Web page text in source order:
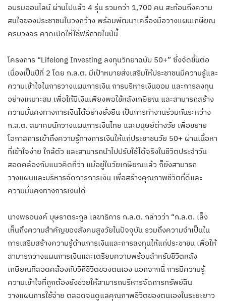
อบรมออนไลน์ ผ่านไปแล้ว 4 รุ่น รวมกว่า 1,700 คน สะท้อนถึงความ
สนใจของประชาชนในวงกว้าง พร้อมพัฒนาเครื่องมือวางแผนเกษียณ
ครบวงจร คาดเปิดให้ใช้ฟรีภายในปีนี้
โครงการ “Lifelong Investing ลงทุนวิทยาฉบับ 50+” ซึ่งจัดขึ้นต่อ
เนื่องเป็นปีที่ 2 โดย ก.ล.ต. มีเป้าหมายส่งเสริมให้ประชาชนมีความรู้และ
ความเข้าใจในการวางแผนการเงิน การบริหารเงินออม และการลงทุน
อย่างเหมาะสม เพื่อให้มีเงินเพียงพอใช้หลังเกษียณ และสามารถสร้าง
ความมั่นคงทางการเงินได้อย่างยั่งยืน เป็นการทำงานร่วมกันระหว่าง
ก.ล.ต. สมาคมนักวางแผนการเงินไทย และมนุษย์ต่างวัย เพื่อขยาย
โอกาสการเข้าถึงความรู้ทางการเงินให้แก่ประชาชนวัย 50+ ผ่านเนื้อหา
ที่เข้าใจง่าย ใกล้ตัว และสามารถนำไปปรับใช้ได้จริงในชีวิตประจำวัน
สอดคล้องกับแนวคิดที่ว่า แม้อยู่ในวัยเกษียณแล้ว ก็ยังสามารถ
วางแผนและบริหารจัดการการเงิน เพื่อสร้างคุณภาพชีวิตที่ดีและ
ความมั่นคงทางการเงินได้
นางพรอนงค์ บุษราตระกูล เลขาธิการ ก.ล.ต. กล่าวว่า “ก.ล.ต. เล็ง
เห็นถึงความสำคัญของสังคมสูงวัยในปัจจุบัน รวมถึงความจำเป็นใน
การเสริมสร้างความรู้ด้านการเงินและการลงทุนให้แก่ประชาชน เพื่อให้
สามารถวางแผนการเงินและเตรียมความพร้อมสำหรับชีวิตหลัง
เกษียณที่สอดคล้องกับวิถีชีวิตของตนเอง นอกจากนี้ การมีความรู้
ความเข้าใจที่ถูกต้องยังช่วยให้สามารถบริหารจัดการทรัพย์สิน
วางแผนการใช้จ่าย ตลอดจนดูแลคุณภาพชีวิตของตนเองในระยะยาว